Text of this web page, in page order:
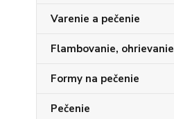
Varenie a pečenie
Flambovanie, ohrievanie
Formy na pečenie
Pečenie